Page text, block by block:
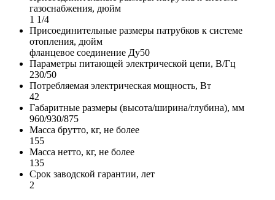
газоснабжения, дюйм
1 1/4
Присоединительные размеры патрубков к системе
отопления, дюйм
фланцевое соединение Ду50
Параметры питающей электрической цепи, В/Гц
230/50
Потребляемая электрическая мощность, Вт
42
Габаритные размеры (высота/ширина/глубина), мм
960/930/875
Масса брутто, кг, не более
155
Масса нетто, кг, не более
135
Срок заводской гарантии, лет
2